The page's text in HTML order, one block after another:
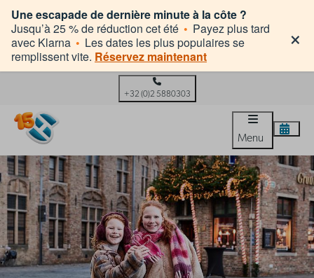
Une escapade de dernière minute à la côte ?
Jusqu’à 25 % de réduction cet été • Payez plus tard
avec Klarna • Les dates les plus populaires se
remplissent vite. Réservez maintenant
×
+32 (0)2 5880303
Menu